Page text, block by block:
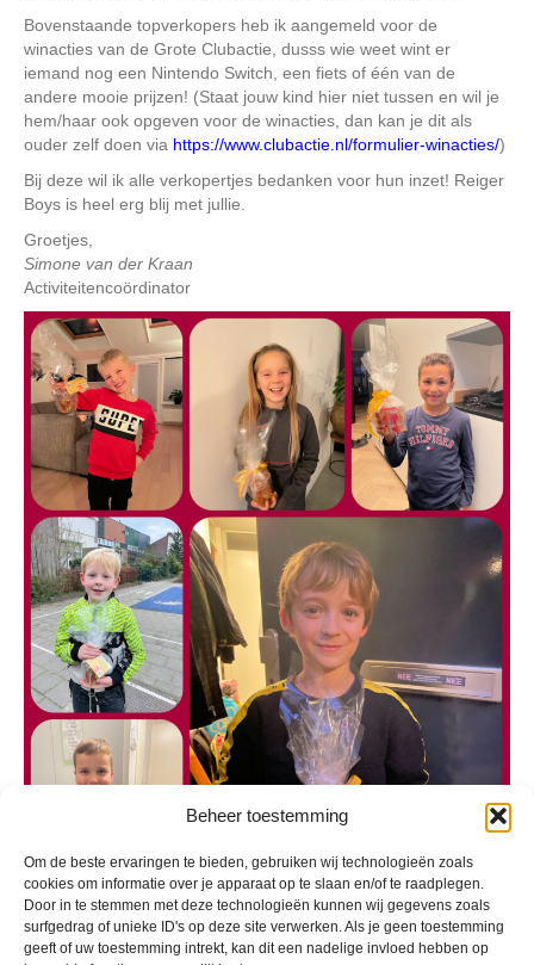
Beheer toestemming
Om de beste ervaringen te bieden, gebruiken wij technologieën zoals
cookies om informatie over je apparaat op te slaan en/of te raadplegen.
Door in te stemmen met deze technologieën kunnen wij gegevens zoals
surfgedrag of unieke ID's op deze site verwerken. Als je geen toestemming
geeft of uw toestemming intrekt, kan dit een nadelige invloed hebben op
Bovenstaande topverkopers heb ik aangemeld voor de
winacties van de Grote Clubactie, dusss wie weet wint er
iemand nog een Nintendo Switch, een fiets of één van de
andere mooie prijzen! (Staat jouw kind hier niet tussen en wil je
hem/haar ook opgeven voor de winacties, dan kan je dit als
ouder zelf doen via https://www.clubactie.nl/formulier-winacties/)
Bij deze wil ik alle verkopertjes bedanken voor hun inzet! Reiger
Boys is heel erg blij met jullie.
Groetjes,
Simone van der Kraan
Activiteitencoördinator